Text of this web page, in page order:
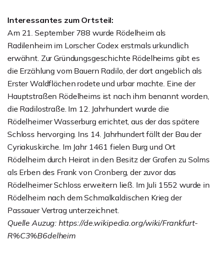
Interessantes zum Ortsteil:
Am 21. September 788 wurde Rödelheim als
Radilenheim im Lorscher Codex erstmals urkundlich
erwähnt. Zur Gründungsgeschichte Rödelheims gibt es
die Erzählung vom Bauern Radilo, der dort angeblich als
Erster Waldflächen rodete und urbar machte. Eine der
Hauptstraßen Rödelheims ist nach ihm benannt worden,
die Radilostraße. Im 12. Jahrhundert wurde die
Rödelheimer Wasserburg errichtet, aus der das spätere
Schloss hervorging. Ins 14. Jahrhundert fällt der Bau der
Cyriakuskirche. Im Jahr 1461 fielen Burg und Ort
Rödelheim durch Heirat in den Besitz der Grafen zu Solms
als Erben des Frank von Cronberg, der zuvor das
Rödelheimer Schloss erweitern ließ. Im Juli 1552 wurde in
Rödelheim nach dem Schmalkaldischen Krieg der
Passauer Vertrag unterzeichnet.
Quelle Auzug: https://de.wikipedia.org/wiki/Frankfurt-
R%C3%B6delheim